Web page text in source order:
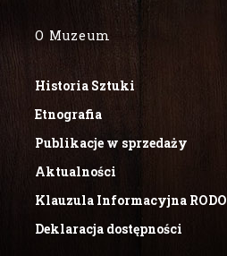
O Muzeum
Historia Sztuki
Etnografia
Publikacje w sprzedaży
Aktualności
Klauzula Informacyjna RODO
Deklaracja dostępności